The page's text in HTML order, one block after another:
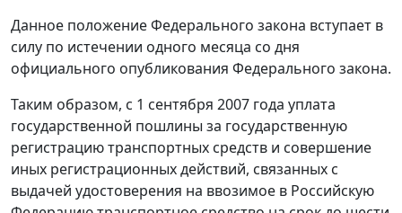
Данное положение Федерального закона вступает в
силу по истечении одного месяца со дня
официального опубликования Федерального закона.
Таким образом, с 1 сентября 2007 года уплата
государственной пошлины за государственную
регистрацию транспортных средств и совершение
иных регистрационных действий, связанных с
выдачей удостоверения на ввозимое в Российскую